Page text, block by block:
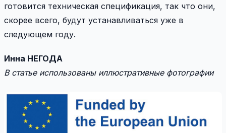
готовится техническая спецификация, так что они,
скорее всего, будут устанавливаться уже в
следующем году.
Инна НЕГОДА
В статье использованы иллюстративные фотографии